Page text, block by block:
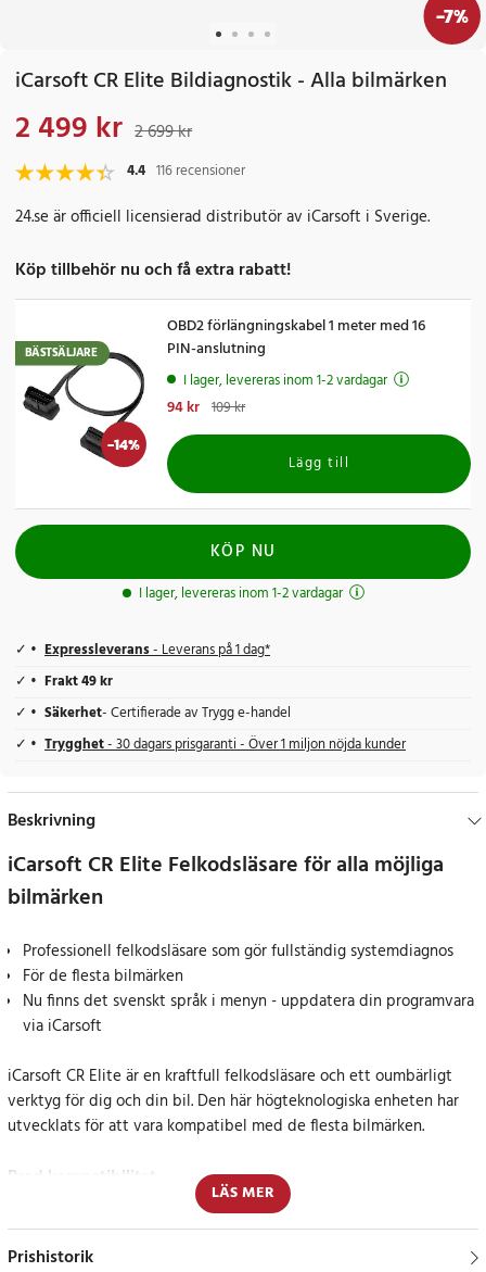
-7%
iCarsoft CR Elite Bildiagnostik - Alla bilmärken
Nuvarande pris:
2 499 kr 2 699 kr
4.4 116 recensioner
24.se är officiell licensierad distributör av iCarsoft i Sverige.
Köp tillbehör nu och få extra rabatt!
BÄSTSÄLJARE
-14%
OBD2 förlängningskabel 1 meter med 16
PIN-anslutning
I lager, levereras inom 1-2 vardagar
Nuvarande pris
94 kr 109 kr
Lägg till
KÖP NU
I lager, levereras inom 1-2 vardagar
Expressleverans- Leverans på 1 dag*
Frakt 49 kr
Säkerhet- Certifierade av Trygg e-handel
Trygghet- 30 dagars prisgaranti - Över 1 miljon nöjda kunder
Beskrivning
iCarsoft CR Elite Felkodsläsare för alla möjliga
bilmärken
Professionell felkodsläsare som gör fullständig systemdiagnos
För de flesta bilmärken
Nu finns det svenskt språk i menyn - uppdatera din programvara
via iCarsoft
iCarsoft CR Elite är en kraftfull felkodsläsare och ett oumbärligt
verktyg för dig och din bil. Den här högteknologiska enheten har
utvecklats för att vara kompatibel med de flesta bilmärken.
Bred kompatibilitet
iCarsoft CR Elite är en professionell felkodsläsare med extra stor
kompatibilitet och passar de flesta bilmodeller, inkluderat:
LÄS MER
Prishistorik